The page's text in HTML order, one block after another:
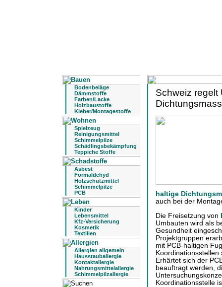
Bodenbeläge
Dämmstoffe
Farben/Lacke
Holzbaustoffe
Kleber/Montagestoffe
Spielzeug
Reinigungsmittel
Schimmelpilze
Schädlingsbekämpfung
Teppiche Stoffe
Asbest
Formaldehyd
Holzschutzmittel
Schimmelpilze
PCB
Kinder
Lebensmittel
Kfz-Versicherung
Kosmetik
Textilien
Allergien allgemein
Hausstauballergie
Kontaktallergie
Nahrungsmittelallergie
Schimmelpilzallergie
Schweiz regelt
haltige
auch bei der
Die Freisetzung von
Umbauten wird als
Gesundheit
Projektgruppen
mit PCB-haltigen
Erhärtet sich der
beauftragt werden,
Koordinationsstelle